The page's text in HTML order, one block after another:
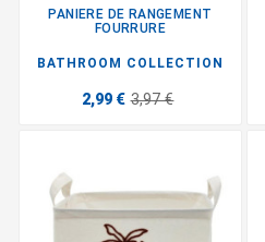
PANIERE DE RANGEMENT
FOURRURE
BATHROOM COLLECTION
2,99 € 3,97 €